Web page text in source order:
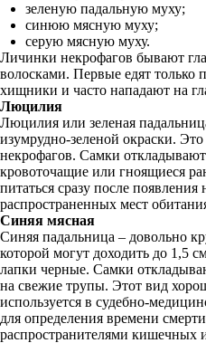
зеленую падальную муху;
синюю мясную муху;
серую мясную муху.
Личинки некрофагов бывают
волосками. Первые едят только
хищники и часто нападают на
Люцилия
Люцилия или зеленая
изумрудно-зеленой окраски.
некрофагов. Самки
кровоточащие или гноящиеся
питаться сразу после
распространенных мест
Синяя мясная
Синяя падальница – довольно
которой могут доходить до 1,5
лапки черные. Самки
на свежие трупы. Этот вид
используется в судебно-
для определения времени
распространителями кишечных